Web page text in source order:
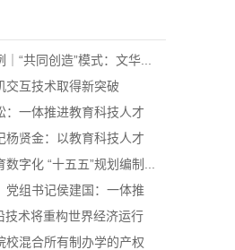
“共同创造”模式：文华...
交互技术取得新突破
：一体推进教育科技人才
杨贤金：以教育科技人才
字化 “十五五”规划编制...
党组书记侯建国：一体推
技术将重构世界经济运行
校混合所有制办学的产权